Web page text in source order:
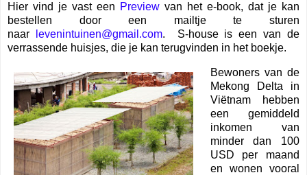
Hier vind je vast een Preview van het e-book, dat je kan
bestellen door een mailtje te sturen
naar
levenintuinen@gmail.com. S-house is een van de
verrassende huisjes, die je kan terugvinden in het boekje.
Bewoners van de
Mekong Delta in
Viëtnam hebben
een gemiddeld
inkomen van
minder dan 100
USD per maand
en wonen vooral